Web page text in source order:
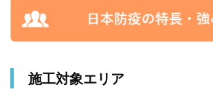
施工対象エリア